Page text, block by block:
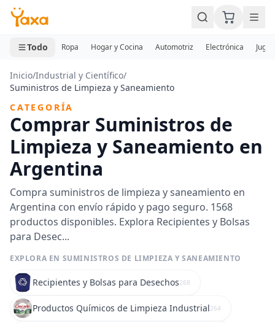
MINI CARRITO
0 productos
Todo Ropa Hogar y Cocina Automotriz Electrónica
Inicio/Industrial y Científico/
Suministros de Limpieza y Saneamiento
CATEGORÍA
Comprar Suministros de
Limpieza y Saneamiento en
Argentina
Compra suministros de limpieza y saneamiento en
Argentina con envío rápido y pago seguro. 1568
productos disponibles. Explora Recipientes y Bolsas
para Desec...
EXPLORA EN SUMINISTROS DE LIMPIEZA Y SANEAMIENTO
Recipientes y Bolsas para Desechos268
Productos Químicos de Limpieza Industrial264